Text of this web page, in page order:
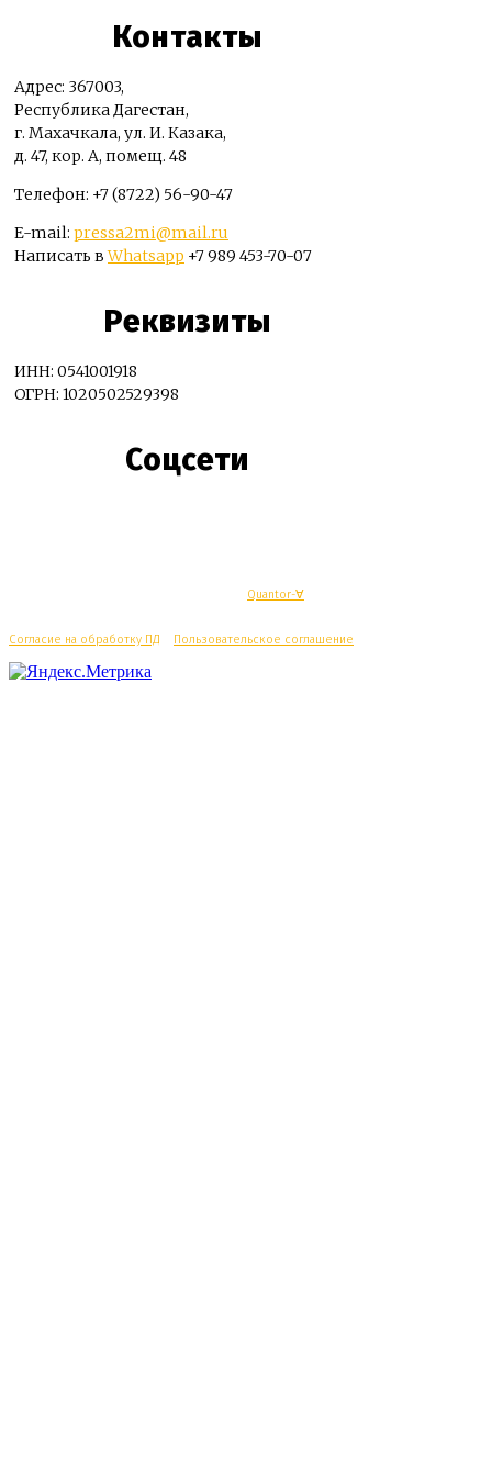
Контакты
Адрес: 367003,
Республика Дагестан,
г. Махачкала, ул. И. Казака,
д. 47, кор. А, помещ. 48
Телефон: +7 (8722) 56-90-47
E-mail: pressa2mi@mail.ru
Написать вWhatsapp +7 989 453-70-07
Реквизиты
ИНН: 0541001918
ОГРН: 1020502529398
Соцсети
Quantor-∀
Согласие на обработку ПД Пользовательское соглашение